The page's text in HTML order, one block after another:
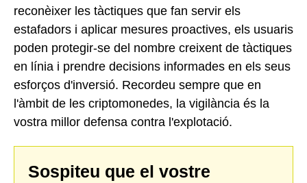
reconèixer les tàctiques que fan servir els
estafadors i aplicar mesures proactives, els usuaris
poden protegir-se del nombre creixent de tàctiques
en línia i prendre decisions informades en els seus
esforços d'inversió. Recordeu sempre que en
l'àmbit de les criptomonedes, la vigilància és la
vostra millor defensa contra l'explotació.
Sospiteu que el vostre